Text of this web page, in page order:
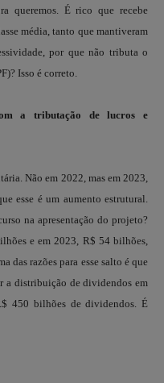
queremos. É rico que recebe
média, tanto que mantiveram
por que não tributa o
Isso é correto.
a tributação de lucros e
Não em 2022, mas em 2023,
esse é um aumento estrutural.
na apresentação do projeto?
e em 2023, R$ 54 bilhões,
das razões para esse salto é que
a distribuição de dividendos em
450 bilhões de dividendos. É